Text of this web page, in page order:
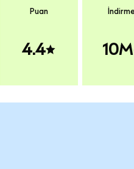
Puan
4.4